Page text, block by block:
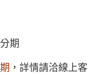
期
，詳情請洽線上客